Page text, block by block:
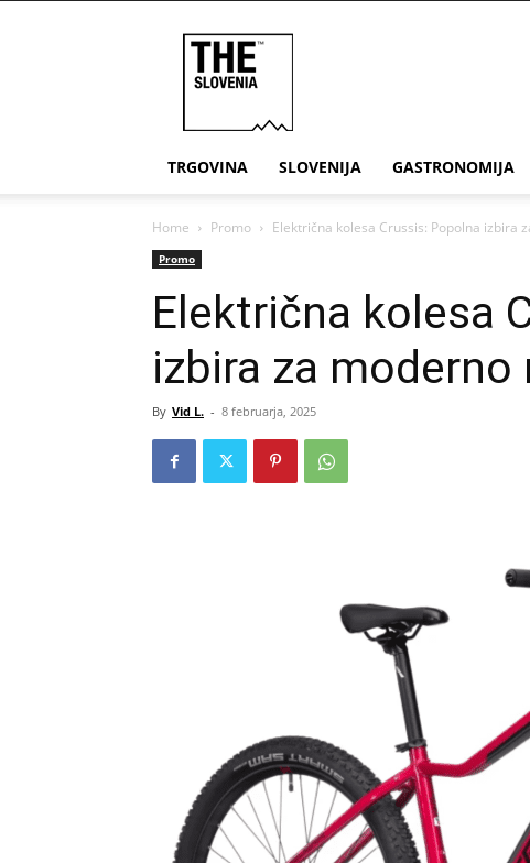
TRGOVINA SLOVENIJA GASTRONOMIJA
Home Promo Električna kolesa Crussis: Popolna izbira
Promo
Električna kolesa
izbira za
By Vid L. - 8 februarja, 2025